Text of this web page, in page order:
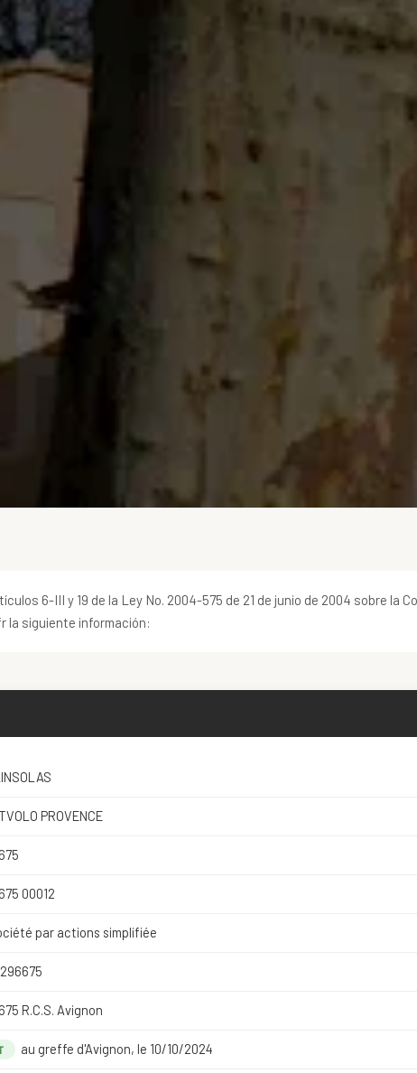
6-III y 19 de la Ley No. 2004-575 de 21 de junio de 2004 sobre la
siguiente información:
PROVENCE
00012
par actions simplifiée
R.C.S. Avignon
au greffe d'Avignon, le 10/10/2024